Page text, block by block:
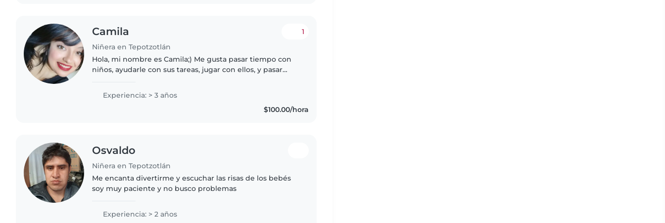
Camila
Niñera en Tepotzotlán
1
Hola, mi nombre es Camila;) Me gusta pasar tiempo con
niños, ayudarle con sus tareas, jugar con ellos, y pasar
muy amable y..
Experiencia: > 3 años
$100.00/hora
Osvaldo
Niñera en Tepotzotlán
Me encanta divertirme y escuchar las risas de los bebés
soy muy paciente y no busco problemas
Experiencia: > 2 años